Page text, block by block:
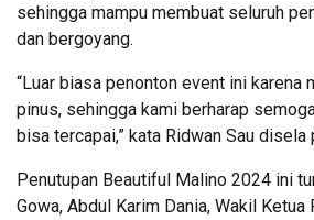
sehingga mampu membuat seluruh
dan bergoyang.
“Luar biasa penonton event ini karena
pinus, sehingga kami berharap
bisa tercapai,” kata Ridwan Sau disela
Penutupan Beautiful Malino 2024 ini
Gowa, Abdul Karim Dania, Wakil Ketua